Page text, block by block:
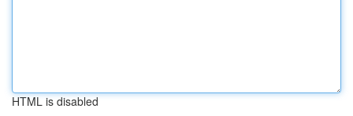
HTML is disabled